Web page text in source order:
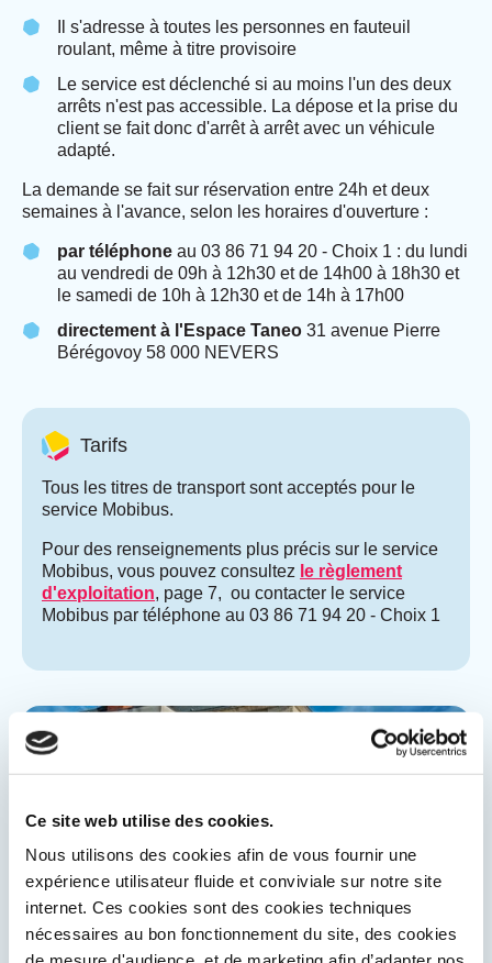
Ce site web utilise des cookies.
Nous utilisons des cookies afin de vous fournir une
expérience utilisateur fluide et conviviale sur notre site
internet. Ces cookies sont des cookies techniques
nécessaires au bon fonctionnement du site, des cookies
Il s'adresse à toutes les personnes en fauteuil
roulant, même à titre provisoire
Le service est déclenché si au moins l'un des deux
arrêts n'est pas accessible. La dépose et la prise du
client se fait donc d'arrêt à arrêt avec un véhicule
adapté.
La demande se fait sur réservation entre 24h et deux
semaines à l'avance, selon les horaires d'ouverture :
par téléphone au 03 86 71 94 20 - Choix 1 : du lundi
au vendredi de 09h à 12h30 et de 14h00 à 18h30 et
le samedi de 10h à 12h30 et de 14h à 17h00
directement à l'Espace Taneo 31 avenue Pierre
Bérégovoy 58 000 NEVERS
Tarifs
Tous les titres de transport sont acceptés pour le
service Mobibus.
Pour des renseignements plus précis sur le service
Mobibus, vous pouvez consultez le règlement
d'exploitation, page 7, ou contacter le service
Mobibus par téléphone au 03 86 71 94 20 - Choix 1